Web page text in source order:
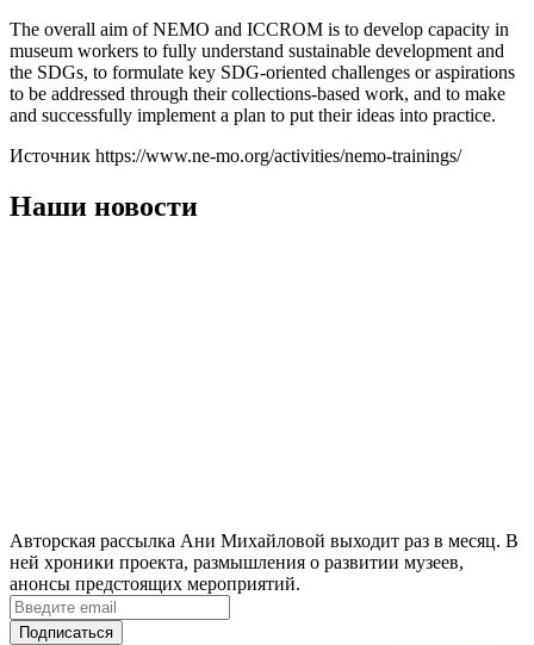
The overall aim of NEMO and ICCROM is to develop capacity in
museum workers to fully understand sustainable development and
the SDGs, to formulate key SDG-oriented challenges or aspirations
to be addressed through their collections-based work, and to make
and successfully implement a plan to put their ideas into practice.
Источник https://www.ne-mo.org/activities/nemo-trainings/
Наши новости
Авторская рассылка Ани Михайловой выходит раз в месяц. В
ней хроники проекта, размышления о развитии музеев,
анонсы предстоящих мероприятий.
Подписаться